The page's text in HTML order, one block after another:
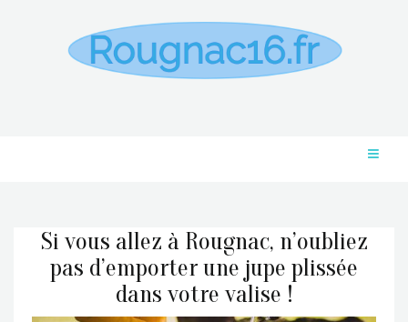
Si vous allez à Rougnac, n’oubliez
pas d’emporter une jupe plissée
dans votre valise !